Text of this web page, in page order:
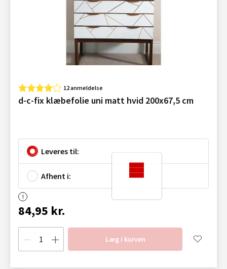
12 anmeldelse
d-c-fix klæbefolie uni matt hvid 200x67,5 cm
Leveres til:
Afhent i:
84,95 kr.
Læg i kurven